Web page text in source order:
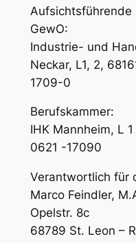
Aufsichtsführende
GewO:
Industrie- und
Neckar, L1, 2,
1709-0
Berufskammer:
IHK Mannheim, L
0621 -17090
Verantwortlich für
Marco Feindler,
Opelstr. 8c
68789 St. Leon –